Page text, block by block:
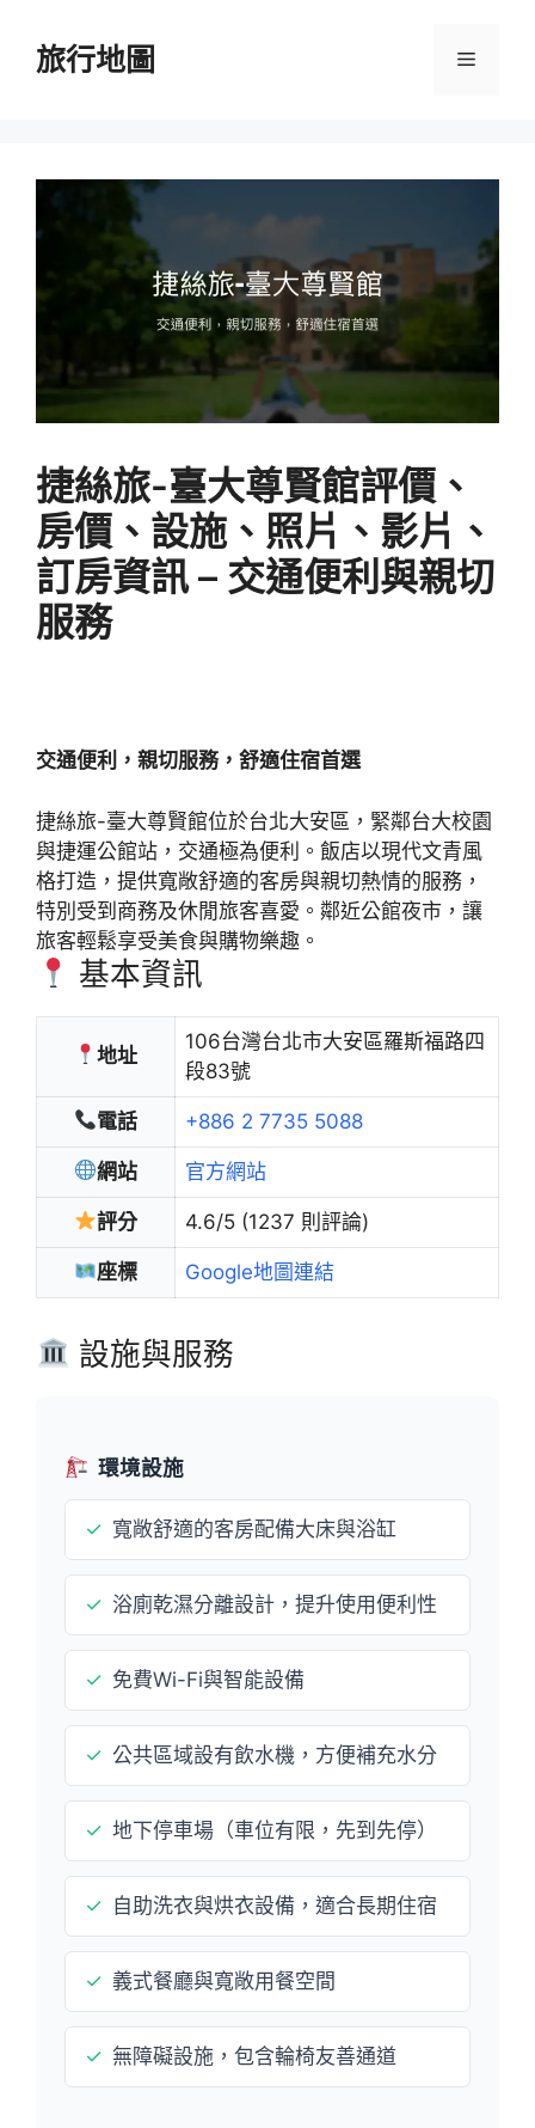
旅行地圖 選
捷絲旅-臺大尊賢館評價、
房價、設施、照片、影片、
訂房資訊 – 交通便利與親切
服務
交通便利，親切服務，舒適住宿首選
捷絲旅-臺大尊賢館位於台北大安區，緊鄰台大校園
與捷運公館站，交通極為便利。飯店以現代文青風
格打造，提供寬敞舒適的客房與親切熱情的服務，
特別受到商務及休閒旅客喜愛。鄰近公館夜市，讓
旅客輕鬆享受美食與購物樂趣。
基本資訊
地址
106台灣台北市大安區羅斯福路四
段83號
電話 +886 2 7735 5088
網站 官方網站
評分 4.6/5 (1237 則評論)
座標 Google地圖連結
設施與服務
環境設施
✓ 寬敞舒適的客房配備大床與浴缸
✓ 浴廁乾濕分離設計，提升使用便利性
✓ 免費Wi-Fi與智能設備
✓ 公共區域設有飲水機，方便補充水分
✓ 地下停車場（車位有限，先到先停）
✓ 自助洗衣與烘衣設備，適合長期住宿
✓ 義式餐廳與寬敞用餐空間
✓ 無障礙設施，包含輪椅友善通道